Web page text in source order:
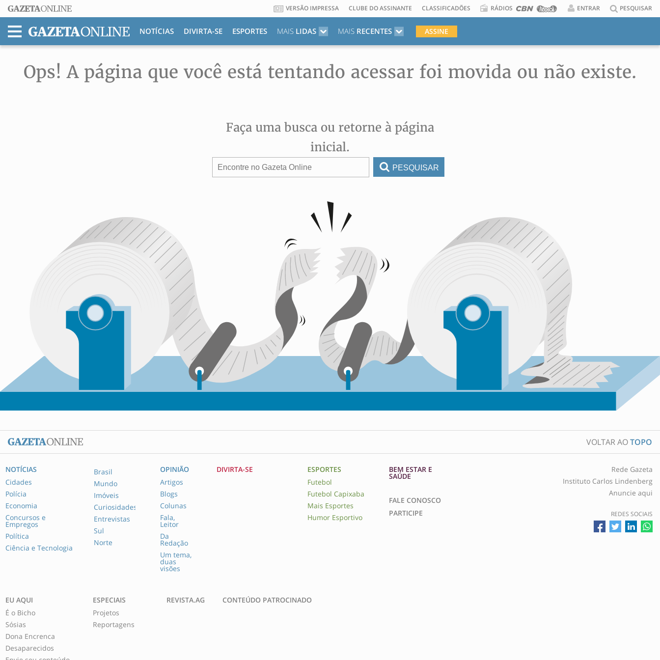
VERSÃO IMPRESSA CLUBE DO ASSINANTE CLASSIFICADÕES RÁDIOS ENTRAR PESQUISAR
MENU
NOTÍCIAS DIVIRTA-SE ESPORTES MAISLIDAS MAISRECENTES ASSINE
Ops! A página que você está tentando acessar foi movida ou não existe.
Faça uma busca ou retorne à página
inicial.
PESQUISAR
VOLTAR AOTOPO
NOTÍCIAS
Cidades
Polícia
Economia
Concursos e
Empregos
Política
Ciência e Tecnologia
Brasil
Mundo
Imóveis
Curiosidades
Entrevistas
Sul
Norte
OPINIÃO
Artigos
Blogs
Colunas
Fala,
Leitor
Da
Redação
Um tema,
duas
visões
DIVIRTA-SE
ESPORTES
Futebol
Futebol Capixaba
Mais Esportes
Humor Esportivo
BEM ESTAR E
SAÚDE
FALE CONOSCO
PARTICIPE
Rede Gazeta
Instituto Carlos Lindenberg
Anuncie aqui
REDES SOCIAIS
EU AQUI
É o Bicho
Sósias
Dona Encrenca
Desaparecidos
ESPECIAIS
Projetos
Reportagens
REVISTA.AG CONTEÚDO PATROCINADO